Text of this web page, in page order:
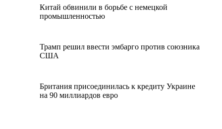
Китай обвинили в борьбе с немецкой
промышленностью
Трамп решил ввести эмбарго против союзника
США
Британия присоединилась к кредиту Украине
на 90 миллиардов евро